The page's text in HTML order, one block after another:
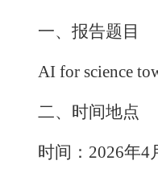
一、报告题目
AI for science
二、时间地点
时间： 2026年4